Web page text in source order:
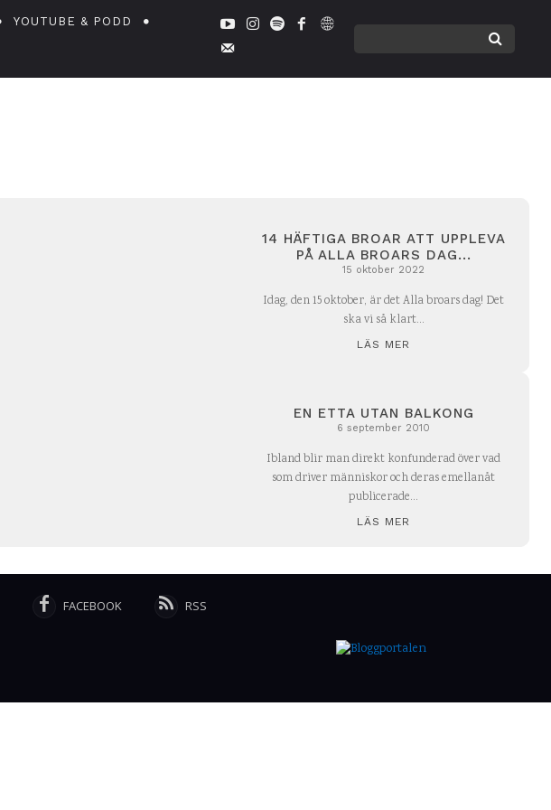
YOUTUBE & PODD
14 HÄFTIGA BROAR ATT UPPLEVA
PÅ ALLA BROARS DAG...
15 oktober 2022
Idag, den 15 oktober, är det Alla broars dag! Det
ska vi så klart...
LÄS MER
EN ETTA UTAN BALKONG
6 september 2010
Ibland blir man direkt konfunderad över vad
som driver människor och deras emellanåt
publicerade...
LÄS MER
FACEBOOK RSS